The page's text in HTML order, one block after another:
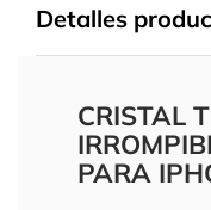
Detalles
CRISTAL
PARA